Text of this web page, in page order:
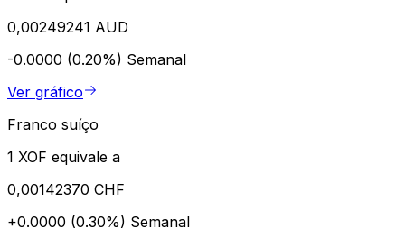
0,00249241 AUD
-0.0000 (0.20%) Semanal
Ver gráfico
Franco suíço
1 XOF equivale a
0,00142370 CHF
+0.0000 (0.30%) Semanal